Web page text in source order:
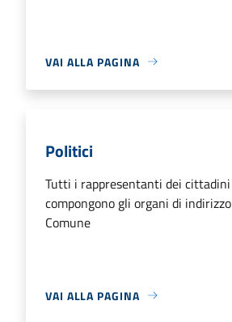
VAI ALLA PAGINA
Politici
Tutti i rappresentanti dei
compongono gli organi di
Comune
VAI ALLA PAGINA